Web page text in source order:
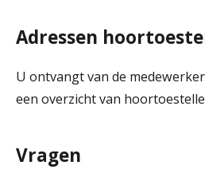
Adressen
U ontvangt van de
een overzicht van
Vragen